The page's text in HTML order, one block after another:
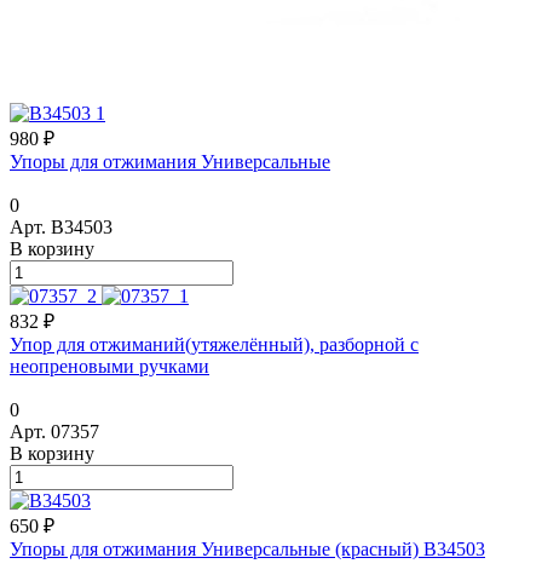
980 ₽
Упоры для отжимания Универсальные
0
Арт. B34503
В корзину
832 ₽
Упор для отжиманий(утяжелённый), разборной с
неопреновыми ручками
0
Арт. 07357
В корзину
650 ₽
Упоры для отжимания Универсальные (красный) B34503